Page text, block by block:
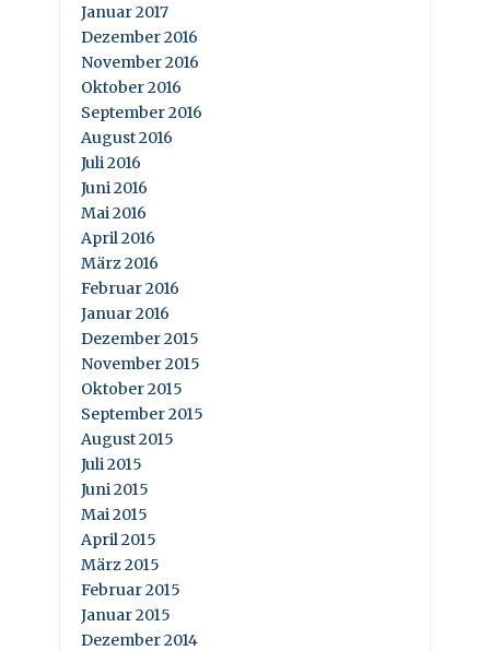
Januar 2017
Dezember 2016
November 2016
Oktober 2016
September 2016
August 2016
Juli 2016
Juni 2016
Mai 2016
April 2016
März 2016
Februar 2016
Januar 2016
Dezember 2015
November 2015
Oktober 2015
September 2015
August 2015
Juli 2015
Juni 2015
Mai 2015
April 2015
März 2015
Februar 2015
Januar 2015
Dezember 2014